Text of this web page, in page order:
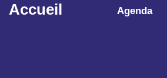
Accueil
Agenda